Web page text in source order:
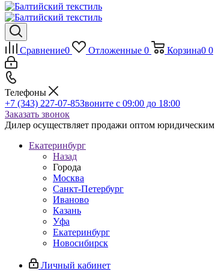
Сравнение0 Отложенные 0 Корзина0 0
Телефоны
+7 (343) 227-07-85Звоните с 09:00 до 18:00
Заказать звонок
Дилер осуществляет продажи оптом
Екатеринбург
Назад
Города
Москва
Санкт-Петербург
Иваново
Казань
Уфа
Екатеринбург
Новосибирск
Личный кабинет